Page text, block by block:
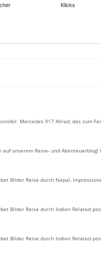
Klicks
Mercedes 917 Allrad, das zum
unserem Reise- und Abenteuerblog!
Bilder Reise durch Nepal,
Bilder Reise durch Indien Related
Bilder Reise durch Indien Related